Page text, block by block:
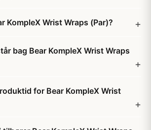
KompleX Wrist Wraps (Par)?
bag Bear KompleX Wrist Wraps
for Bear KompleX Wrist